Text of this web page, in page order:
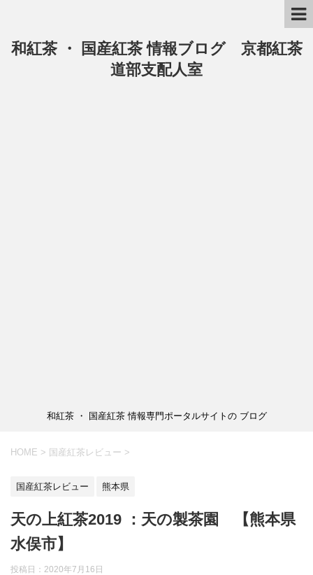
和紅茶 ・ 国産紅茶 情報ブログ 京都紅茶
道部支配人室
和紅茶 ・ 国産紅茶 情報専門ポータルサイトの ブログ
HOME > 国産紅茶レビュー >
国産紅茶レビュー 熊本県
天の上紅茶2019 ：天の製茶園 【熊本県
水俣市】
投稿日： 2020年7月16日